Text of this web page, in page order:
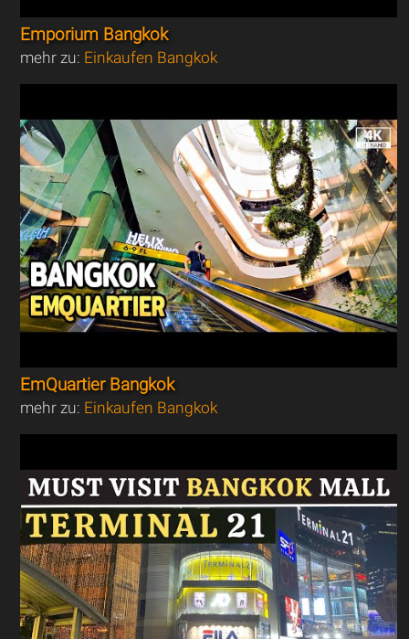
Emporium Bangkok
mehr zu: Einkaufen Bangkok
EmQuartier Bangkok
mehr zu: Einkaufen Bangkok